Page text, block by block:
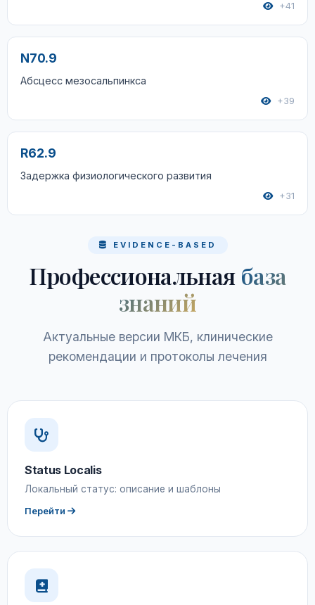
+41
N70.9
Абсцесс мезосальпинкса
+39
R62.9
Задержка физиологического развития
+31
EVIDENCE-BASED
Профессиональная база
знаний
Актуальные версии МКБ, клинические
рекомендации и протоколы лечения
Status Localis
Локальный статус: описание и шаблоны
Перейти